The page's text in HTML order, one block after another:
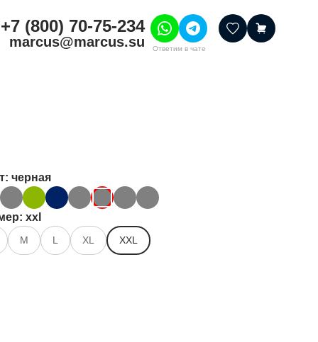
+7 (800) 70-75-234
marcus@marcus.su Ответим в чате
: черная
: xxl
M L XL XXL